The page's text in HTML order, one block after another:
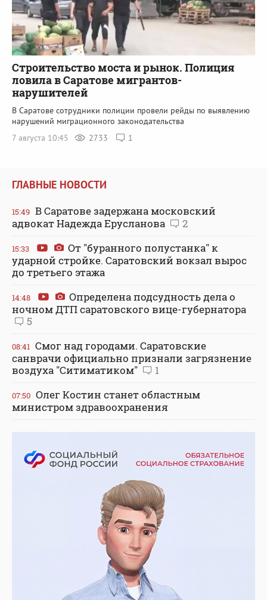
Строительство моста и рынок. Полиция
ловила в Саратове мигрантов-
нарушителей
В Саратове сотрудники полиции провели рейды по выявлению
нарушений миграционного законодательства
7 августа 10:45
2733 1
ГЛАВНЫЕ НОВОСТИ
15:49 В Саратове задержана московский
адвокат Надежда Ерусланова
2
15:33
От "буранного полустанка" к
ударной стройке. Саратовский вокзал вырос
до третьего этажа
14:48
Определена подсудность дела о
ночном ДТП саратовского вице-губернатора
5
08:41 Смог над городами. Саратовские
санврачи официально признали загрязнение
воздуха "Ситиматиком"
1
07:50 Олег Костин станет областным
министром здравоохранения